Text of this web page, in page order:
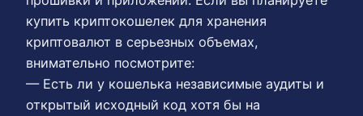
купить криптокошелек для хранения
криптовалют в серьезных объемах,
внимательно посмотрите:
— Есть ли у кошелька независимые аудиты и
открытый исходный код хотя бы на